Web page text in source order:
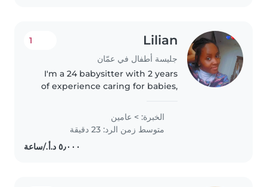
Lilian
جليسة أطفال في عمّان
1
I'm a 24 babysitter with 2 years
of experience caring for babies,
grade schoolers. I'm patient,
caring, and friendly, and I love
engaging children through..
الخبرة: > عامين
متوسط زمن الرد: 23 دقيقة